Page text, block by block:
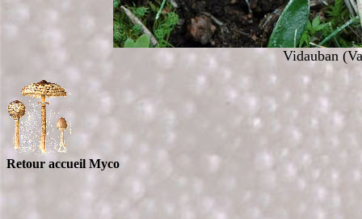
Vidauban
Retour accueil Myco